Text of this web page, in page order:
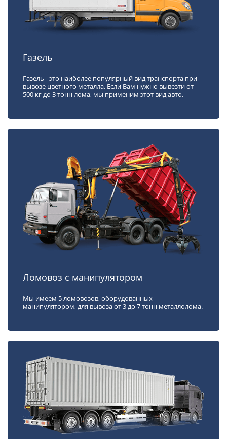
Газель
Газель - это наиболее популярный вид транспорта при
вывозе цветного металла. Если Вам нужно вывезти от
500 кг до 3 тонн лома, мы применим этот вид авто.
Ломовоз с манипулятором
Мы имеем 5 ломовозов, оборудованных
манипулятором, для вывоза от 3 до 7 тонн металлолома.